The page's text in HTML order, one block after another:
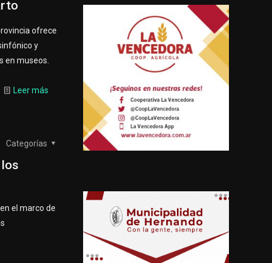
ofrece
y
en museos.
Leer más
Categorías
el marco de